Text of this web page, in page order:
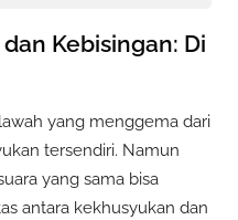
Kebisingan: Di
yang menggema dari
tersendiri. Namun
yang sama bisa
antara kekhusyukan dan